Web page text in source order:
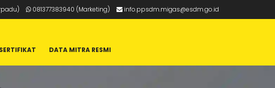
081377383940 (Marketing) info.ppsdm.migas@esdm.go.id
DATA MITRA RESMI